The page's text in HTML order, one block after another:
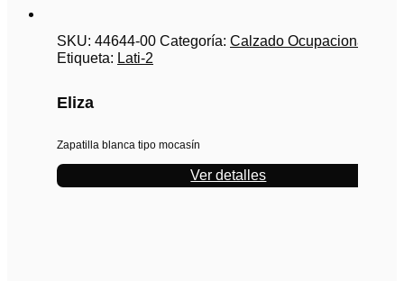
SKU: 44644-00 Categoría: Calzado Ocupacional
Etiqueta: Lati-2
Eliza
Zapatilla blanca tipo mocasín
Ver detalles